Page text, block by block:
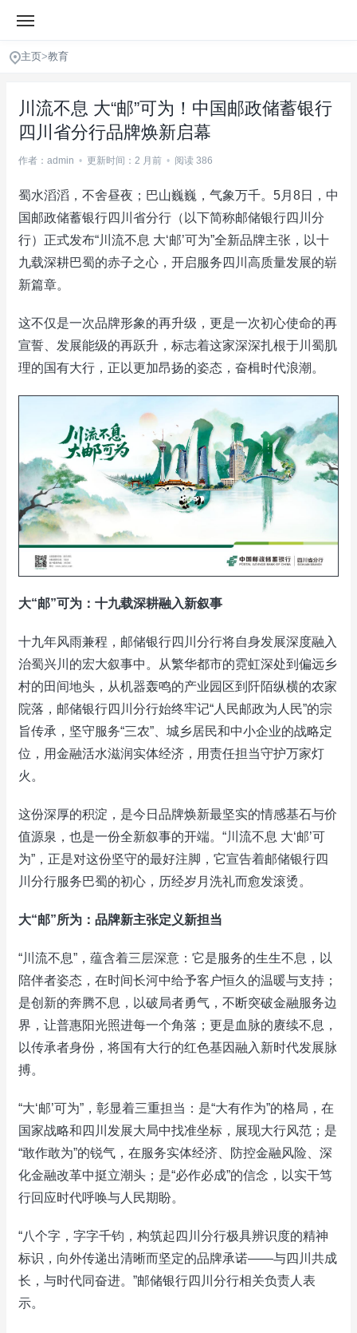
主页>教育
川流不息 大“邮”可为！中国邮政储蓄银行
四川省分行品牌焕新启幕
作者：admin • 更新时间：2 月前 • 阅读 386
蜀水滔滔，不舍昼夜；巴山巍巍，气象万千。5月8日，中
国邮政储蓄银行四川省分行（以下简称邮储银行四川分
行）正式发布“川流不息 大‘邮’可为”全新品牌主张，以十
九载深耕巴蜀的赤子之心，开启服务四川高质量发展的崭
新篇章。
这不仅是一次品牌形象的再升级，更是一次初心使命的再
宣誓、发展能级的再跃升，标志着这家深深扎根于川蜀肌
理的国有大行，正以更加昂扬的姿态，奋楫时代浪潮。
大“邮”可为：十九载深耕融入新叙事
十九年风雨兼程，邮储银行四川分行将自身发展深度融入
治蜀兴川的宏大叙事中。从繁华都市的霓虹深处到偏远乡
村的田间地头，从机器轰鸣的产业园区到阡陌纵横的农家
院落，邮储银行四川分行始终牢记“人民邮政为人民”的宗
旨传承，坚守服务“三农”、城乡居民和中小企业的战略定
位，用金融活水滋润实体经济，用责任担当守护万家灯
火。
这份深厚的积淀，是今日品牌焕新最坚实的情感基石与价
值源泉，也是一份全新叙事的开端。“川流不息 大‘邮’可
为”，正是对这份坚守的最好注脚，它宣告着邮储银行四
川分行服务巴蜀的初心，历经岁月洗礼而愈发滚烫。
大“邮”所为：品牌新主张定义新担当
“川流不息”，蕴含着三层深意：它是服务的生生不息，以
陪伴者姿态，在时间长河中给予客户恒久的温暖与支持；
是创新的奔腾不息，以破局者勇气，不断突破金融服务边
界，让普惠阳光照进每一个角落；更是血脉的赓续不息，
以传承者身份，将国有大行的红色基因融入新时代发展脉
搏。
“大‘邮’可为”，彰显着三重担当：是“大有作为”的格局，在
国家战略和四川发展大局中找准坐标，展现大行风范；是
“敢作敢为”的锐气，在服务实体经济、防控金融风险、深
化金融改革中挺立潮头；是“必作必成”的信念，以实干笃
行回应时代呼唤与人民期盼。
“八个字，字字千钧，构筑起四川分行极具辨识度的精神
标识，向外传递出清晰而坚定的品牌承诺——与四川共成
长，与时代同奋进。”邮储银行四川分行相关负责人表
示。